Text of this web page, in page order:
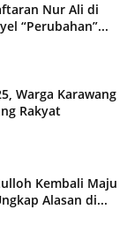
Nur Ali di
“Perubahan”...
Warga Karawang
Rakyat
Kembali Maju
Alasan di...